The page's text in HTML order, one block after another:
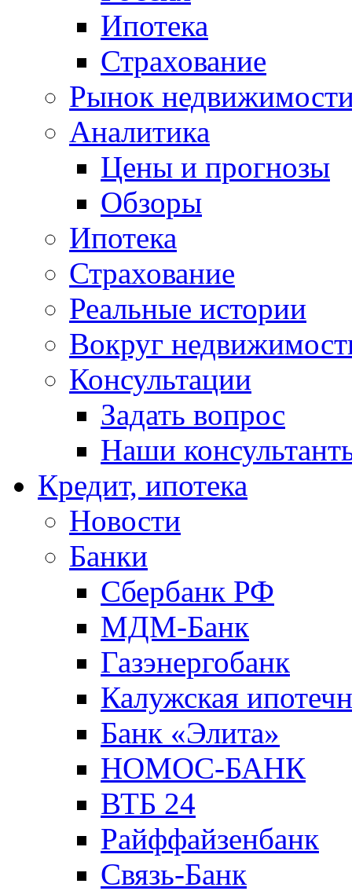
Ипотека
Страхование
Рынок
Аналитика
Цены и прогнозы
Обзоры
Ипотека
Страхование
Реальные истории
Вокруг
Консультации
Задать вопрос
Наши
Кредит, ипотека
Новости
Банки
Сбербанк РФ
МДМ-Банк
Газэнергобанк
Калужская
Банк «Элита»
НОМОС-БАНК
ВТБ 24
Райффайзенбанк
Связь-Банк